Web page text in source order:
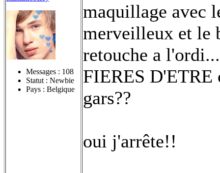
Messages : 108
Statut : Newbie
Pays : Belgique
maquillage avec
merveilleux et le
retouche a
FIERES D'ETRE
gars??
oui j'arrête!!